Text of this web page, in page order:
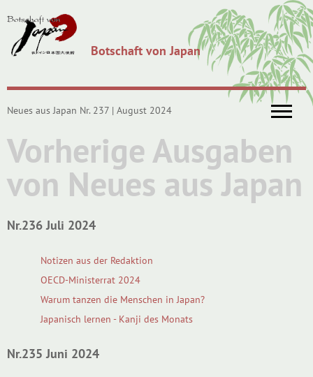
Botschaft von Japan
Neues aus Japan Nr. 237 | August 2024
Vorherige Ausgaben
von Neues aus Japan
Nr.236 Juli 2024
Notizen aus der Redaktion
OECD-Ministerrat 2024
Warum tanzen die Menschen in Japan?
Japanisch lernen - Kanji des Monats
Nr.235 Juni 2024